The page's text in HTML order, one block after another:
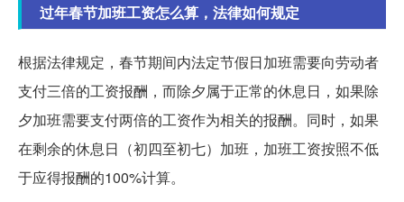
过年春节加班工资怎么算，法律如何规定
根据法律规定，春节期间内法定节假日加班需要向劳动者
支付三倍的工资报酬，而除夕属于正常的休息日，如果除
夕加班需要支付两倍的工资作为相关的报酬。同时，如果
在剩余的休息日（初四至初七）加班，加班工资按照不低
于应得报酬的100%计算。